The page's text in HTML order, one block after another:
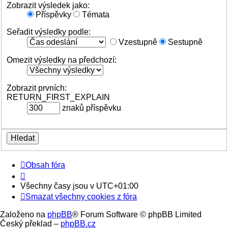
Zobrazit výsledek jako:
Příspěvky
Témata
Seřadit výsledky podle:
Vzestupně
Sestupně
Omezit výsledky na předchozí:
Zobrazit prvních:
RETURN_FIRST_EXPLAIN
znaků příspěvku
Obsah fóra
Všechny časy jsou v UTC+01:00
Smazat všechny cookies z fóra
Založeno na phpBB® Forum Software © phpBB Limited
Český překlad – phpBB.cz